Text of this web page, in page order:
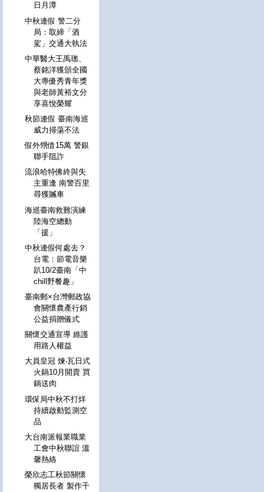
日月潭
中秋連假 警二分
局：取締「酒
駕」交通大執法
中華醫大王禹璁、
蔡銘洋獲頒全國
大專優秀青年獎
與老師黃裕文分
享喜悅榮耀
秋節連假 臺南海巡
威力掃蕩不法
假外甥借15萬 警銀
聯手阻詐
流浪哈特佛終與失
主重逢 南警百里
尋獲贓車
海巡臺南救難演練
陸海空總動
「援」
中秋連假何處去？
台電：節電音樂
趴10/2臺南「中
chill野餐趣」
臺南郵×台灣郵政協
會關懷農產行銷
公益捐贈儀式
關懷交通宣導 維護
用路人權益
大員皇冠 煉‧瓦日式
火鍋10月開賣 買
鍋送肉
環保局中秋不打烊
持續啟動監測空
品
大台南派報業職業
工會中秋聯誼 溫
馨熱絡
榮欣志工秋節關懷
獨居長者 製作千